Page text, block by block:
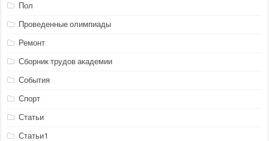
Пол
Проведенные олимпиады
Ремонт
Сборник трудов академии
События
Спорт
Статьи
Статьи1